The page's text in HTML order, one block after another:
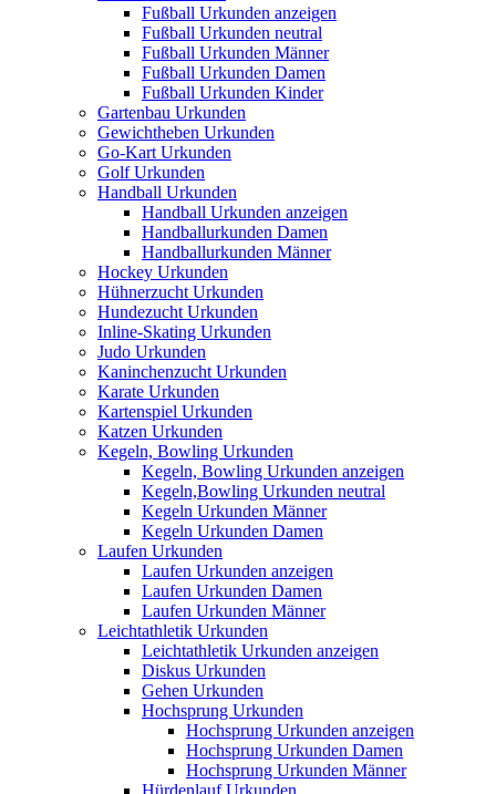
Fußball Urkunden anzeigen
Fußball Urkunden neutral
Fußball Urkunden Männer
Fußball Urkunden Damen
Fußball Urkunden Kinder
Gartenbau Urkunden
Gewichtheben Urkunden
Go-Kart Urkunden
Golf Urkunden
Handball Urkunden
Handball Urkunden anzeigen
Handballurkunden Damen
Handballurkunden Männer
Hockey Urkunden
Hühnerzucht Urkunden
Hundezucht Urkunden
Inline-Skating Urkunden
Judo Urkunden
Kaninchenzucht Urkunden
Karate Urkunden
Kartenspiel Urkunden
Katzen Urkunden
Kegeln, Bowling Urkunden
Kegeln, Bowling Urkunden anzeigen
Kegeln,Bowling Urkunden neutral
Kegeln Urkunden Männer
Kegeln Urkunden Damen
Laufen Urkunden
Laufen Urkunden anzeigen
Laufen Urkunden Damen
Laufen Urkunden Männer
Leichtathletik Urkunden
Leichtathletik Urkunden anzeigen
Diskus Urkunden
Gehen Urkunden
Hochsprung Urkunden
Hochsprung Urkunden anzeigen
Hochsprung Urkunden Damen
Hochsprung Urkunden Männer
Hürdenlauf Urkunden